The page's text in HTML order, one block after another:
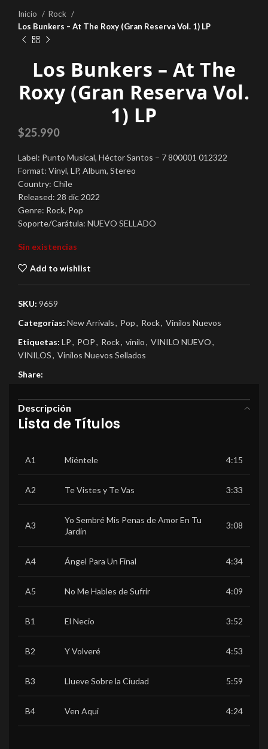
Inicio
Rock
Los Bunkers – At The Roxy (Gran Reserva Vol. 1) LP
Los Bunkers – At The
Roxy (Gran Reserva Vol.
1) LP
$25.990
Label: Punto Musical, Héctor Santos – 7 800001 012322
Format: Vinyl, LP, Album, Stereo
Country: Chile
Released: 28 dic 2022
Genre: Rock, Pop
Soporte/Carátula: NUEVO SELLADO
Sin existencias
Add to wishlist
SKU: 9659
Categorías: New Arrivals, Pop, Rock, Vinilos Nuevos
Etiquetas: LP, POP, Rock, vinilo, VINILO NUEVO,
VINILOS, Vinilos Nuevos Sellados
Share:
Descripción
Lista de Títulos
A1 Miéntele 4:15
A2 Te Vistes y Te Vas 3:33
A3
Yo Sembré Mis Penas de Amor En Tu
Jardín
3:08
A4 Ángel Para Un Final 4:34
A5 No Me Hables de Sufrir 4:09
B1 El Necio 3:52
B2 Y Volveré 4:53
B3 Llueve Sobre la Ciudad 5:59
B4 Ven Aqui 4:24